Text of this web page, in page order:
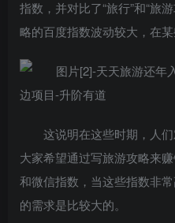
指数，并对比了“旅行”和“旅
略的百度指数波动较大，在某
这说明在这些时期，人
大家希望通过写旅游攻略来
和微信指数，当这些指数非
的需求是比较大的。